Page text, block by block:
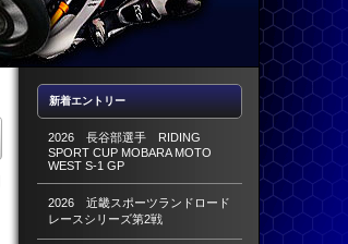
新着エントリー
2026 長谷部選手 RIDING
SPORT CUP MOBARA MOTO
WEST S-1 GP
2026 近畿スポーツランドロード
レースシリーズ第2戦